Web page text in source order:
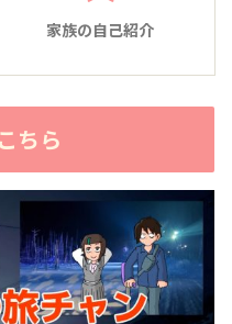
家族の自己紹介
ちら